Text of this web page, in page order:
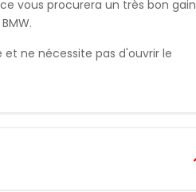
vous procurera un très bon gain
ne nécessite pas d'ouvrir le